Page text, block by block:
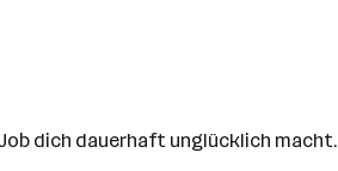
dich dauerhaft unglücklich macht.